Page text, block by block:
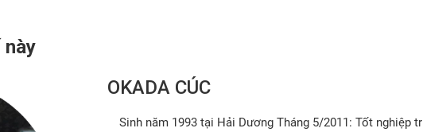
này
OKADA CÚC
Sinh năm 1993 tại Hải Dương Tháng 5/2011: Tốt nghiệp